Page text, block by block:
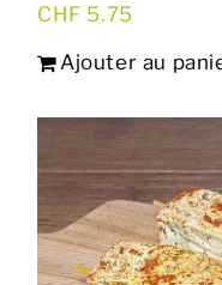
CHF 5.75
Ajouter au